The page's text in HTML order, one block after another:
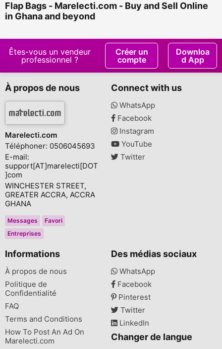
Flap Bags - Marelecti.com - Buy and Sell Online
in Ghana and beyond
Êtes-vous un vendeur
professionnel ?
Créer un
compte
Downloa
d App
À propos de nous
Marelecti.com
Téléphoner: 0506045693
E-mail:
support[AT]marelecti[DOT
]com
WINCHESTER STREET,
GREATER ACCRA, ACCRA
GHANA
Messages
Favori
Entreprises
Connect with us
WhatsApp
Facebook
Instagram
YouTube
Twitter
Informations
À propos de nous
Politique de
Confidentialité
FAQ
Terms and Conditions
How To Post An Ad On
Marelecti.com
Des médias sociaux
WhatsApp
Facebook
Pinterest
Twitter
LinkedIn
Changer de langue